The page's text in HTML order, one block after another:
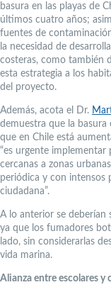
basura en las playas de
últimos cuatro años;
fuentes de
la necesidad de
costeras, como también
esta estrategia a los
del proyecto.
Además, acota el Dr.
demuestra que la
que en Chile está
“es urgente implementar
cercanas a zonas
periódica y con intensos
ciudadana”.
A lo anterior se deberían
ya que los fumadores
lado, sin considerarlas
vida marina.
Alianza entre escolares y